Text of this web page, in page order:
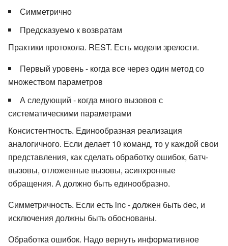
Симметрично
Предсказуемо к возвратам
Практики протокола. REST. Есть модели зрелости.
Первый уровень - когда все через один метод со
множеством параметров
А следующий - когда много вызовов с
систематическими параметрами
Консистентность. Единообразная реализация
аналогичного. Если делает 10 команд, то у каждой свои
представления, как сделать обработку ошибок, батч-
вызовы, отложенные вызовы, асинхронные
обращения. А должно быть единообразно.
Симметричность. Если есть inc - должен быть dec, и
исключения должны быть обоснованы.
Обработка ошибок. Надо вернуть информативное